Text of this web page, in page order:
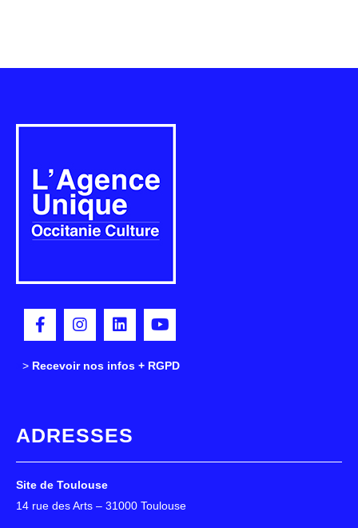
> Recevoir nos infos + RGPD
ADRESSES
Site de Toulouse
14 rue des Arts – 31000 Toulouse